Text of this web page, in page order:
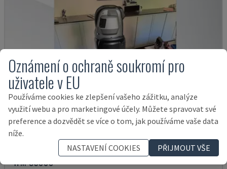
WM C3000
Oznámení o ochraně soukromí pro
uživatele v EU
Používáme cookies ke zlepšení vašeho zážitku, analýze
využití webu a pro marketingové účely. Můžete spravovat své
preference a dozvědět se více o tom, jak používáme vaše data
níže.
NASTAVENÍ COOKIES
PŘIJMOUT VŠE